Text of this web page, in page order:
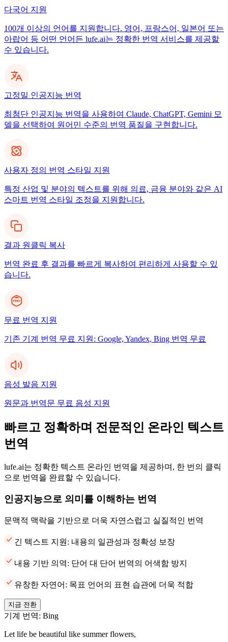
다국어 지원
100개 이상의 언어를 지원합니다. 영어, 프랑스어, 일본어 또는
아랍어 등 어떤 언어든 lufe.ai는 정확한 번역 서비스를 제공할
수 있습니다.
고정밀 인공지능 번역
최첨단 인공지능 번역을 사용하여 Claude, ChatGPT, Gemini 모
델을 선택하여 원어민 수준의 번역 품질을 구현합니다.
사용자 정의 번역 스타일 지원
특정 산업 및 분야의 텍스트를 위해 의료, 금융 분야와 같은 AI
스마트 번역 스타일 조정을 지원합니다.
결과 원클릭 복사
번역 완료 후 결과를 빠르게 복사하여 편리하게 사용할 수 있
습니다.
무료 번역 지원
기존 기계 번역 무료 지원: Google, Yandex, Bing 번역 무료
음성 발음 지원
원문과 번역문 무료 음성 지원
빠르고 정확하며 전문적인 온라인 텍스트
번역
lufe.ai는 정확한 텍스트 온라인 번역을 제공하며, 한 번의 클릭
으로 번역을 완료할 수 있습니다.
인공지능으로 의미를 이해하는 번역
문맥적 맥락을 기반으로 더욱 자연스럽고 실질적인 번역
긴 텍스트 지원: 내용의 일관성과 정확성 보장
내용 기반 의역: 단어 대 단어 번역의 어색함 방지
유창한 자연어: 목표 언어의 표현 습관에 더욱 적합
지금 전환
기계 번역: Bing
Let life be beautiful like summer flowers,